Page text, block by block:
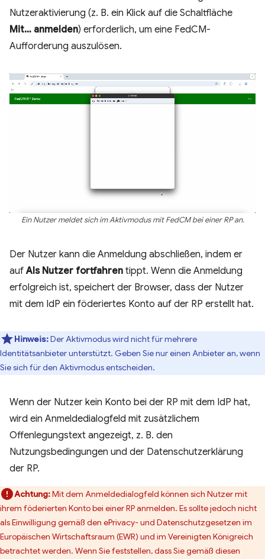
Nutzeraktivierung (z. B. ein Klick auf die Schaltfläche
Mit… anmelden) erforderlich, um eine FedCM-
Aufforderung auszulösen.
Ein Nutzer meldet sich im Aktivmodus mit FedCM bei einer RP an.
Der Nutzer kann die Anmeldung abschließen, indem er
aufAls Nutzer fortfahren tippt. Wenn die Anmeldung
erfolgreich ist, speichert der Browser, dass der Nutzer
mit dem IdP ein föderiertes Konto auf der RP erstellt hat.
Hinweis:Der Aktivmodus wird nicht für mehrere
Identitätsanbieter unterstützt. Geben Sie nur einen Anbieter an, wenn
Sie sich für den Aktivmodus entscheiden.
Wenn der Nutzer kein Konto bei der RP mit dem IdP hat,
wird ein Anmeldedialogfeld mit zusätzlichem
Offenlegungstext angezeigt, z. B. den
Nutzungsbedingungen und der Datenschutzerklärung
der RP.
Achtung:Mit dem Anmeldedialogfeld können sich Nutzer mit
ihrem föderierten Konto bei einer RP anmelden. Es sollte jedoch nicht
als Einwilligung gemäß den ePrivacy- und Datenschutzgesetzen im
Europäischen Wirtschaftsraum (EWR) und im Vereinigten Königreich
betrachtet werden. Wenn Sie feststellen, dass Sie gemäß diesen